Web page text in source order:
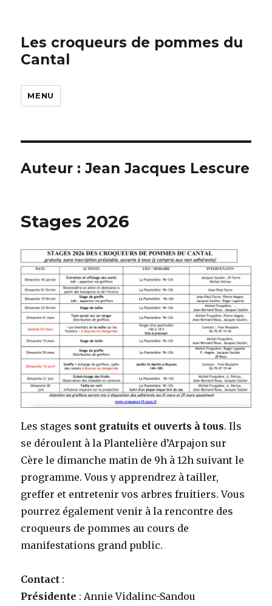
Les croqueurs de pommes du
Cantal
MENU
Auteur :Jean Jacques Lescure
Stages 2026
Les stages sont gratuits et ouverts à tous. Ils
se déroulent à la Plantelière d’Arpajon sur
Cère le dimanche matin de 9h à 12h suivant le
programme. Vous y apprendrez à tailler,
greffer et entretenir vos arbres fruitiers. Vous
pourrez également venir à la rencontre des
croqueurs de pommes au cours de
manifestations grand public.
Contact :
Présidente : Annie Vidalinc-Sandou